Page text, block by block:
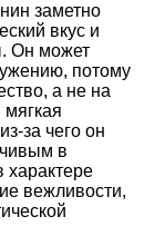
заметно
вкус и
Он может
потому
а не на
мягкая
за чего он
в
характере
вежливости,